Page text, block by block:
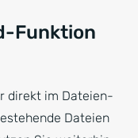
Funktion
direkt im Dateien-
Dateien